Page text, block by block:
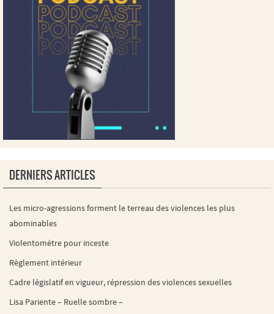
DERNIERS ARTICLES
Les micro-agressions forment le terreau des violences les plus
abominables
Violentomètre pour inceste
Règlement intérieur
Cadre législatif en vigueur, répression des violences sexuelles
Lisa Pariente – Ruelle sombre –